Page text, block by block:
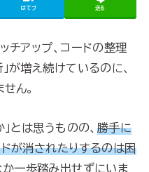
はてブ 送る
チアップ、コードの整理
増え続けているのに、
ん。
とは思うものの、 勝手に
が消されたりするのは困
か一歩踏み出せずにいま